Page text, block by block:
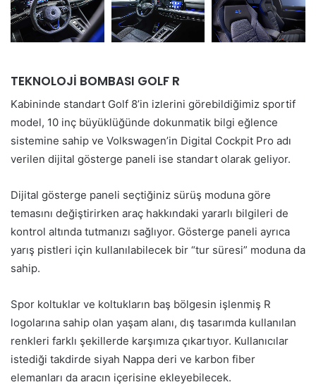
TEKNOLOJİ BOMBASI GOLF R
Kabininde standart Golf 8’in izlerini görebildiğimiz sportif
model, 10 inç büyüklüğünde dokunmatik bilgi eğlence
sistemine sahip ve Volkswagen’in Digital Cockpit Pro adı
verilen dijital gösterge paneli ise standart olarak geliyor.
Dijital gösterge paneli seçtiğiniz sürüş moduna göre
temasını değiştirirken araç hakkındaki yararlı bilgileri de
kontrol altında tutmanızı sağlıyor. Gösterge paneli ayrıca
yarış pistleri için kullanılabilecek bir “tur süresi” moduna da
sahip.
Spor koltuklar ve koltukların baş bölgesin işlenmiş R
logolarına sahip olan yaşam alanı, dış tasarımda kullanılan
renkleri farklı şekillerde karşımıza çıkartıyor. Kullanıcılar
istediği takdirde siyah Nappa deri ve karbon fiber
elemanları da aracın içerisine ekleyebilecek.